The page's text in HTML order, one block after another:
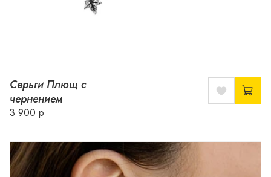
Серьги Плющ с
чернением
3 900 р